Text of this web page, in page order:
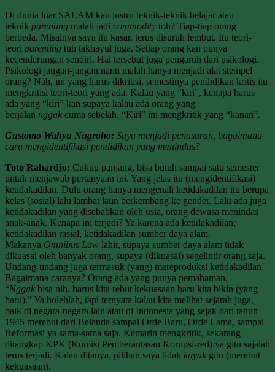
Di dunia luar SALAM kan justru teknik-teknik belajar atau
teknik parenting malah jadi commodity toh? Tiap-tiap orang
berbeda. Misalnya saya itu kasar, terus disuruh lembut. Itu teori-
teori parenting tuh takhayul juga. Setiap orang kan punya
kecenderungan sendiri. Hal tersebut juga pengaruh dari psikologi.
Psikologi jangan-jangan nanti malah hanya menjadi alat stempel
orang? Nah, ini yang harus dikritisi, semestinya pendidikan kritis itu
mengkritisi teori-teori yang ada. Kalau yang “kiri”, kenapa harus
ada yang “kiri” kan supaya kalau ada orang yang
berjalan nggak cuma sebelah. “Kiri” ini mengkritik yang “kanan”.
Gustomo Wahyu Nugroho: Saya menjadi penasaran, bagaimana
cara mengidentifikasi pendidikan yang menindas?
Toto Rahardjo: Cukup panjang, bisa butuh sampai satu semester
untuk menjawab pertanyaan ini. Yang jelas itu (mengidentifikasi)
ketidakadilan. Dulu orang hanya mengenali ketidakadilan itu berupa
kelas (sosial) lalu lambat laun berkembang ke gender. Lalu ada juga
ketidakadilan yang disebabkan oleh usia, orang dewasa menindas
anak-anak. Kenapa ini terjadi? Ya karena ada ketidakadilan;
ketidakadilan rasial, ketidakadilan sumber daya alam.
Makanya Omnibus Law lahir, supaya sumber daya alam tidak
dikuasai oleh banyak orang, supaya (dikuasai) segelintir orang saja.
Undang-undang juga termasuk (yang) mereproduksi ketidakadilan.
Bagaimana caranya? Orang ada yang punya pemahaman,
“Nggak bisa nih, harus kita rebut kekuasaan baru kita bikin (yang
baru).” Ya bolehlah, tapi ternyata kalau kita melihat sejarah juga,
baik di negara-negara lain atau di Indonesia yang sejak dari tahun
1945 merebut dari Belanda sampai Orde Baru, Orde Lama, sampai
Reformasi ya sama-sama saja. Kemarin mengkritik, sekarang
ditangkap KPK (Komisi Pemberantasan Korupsi-red) ya gitu sajalah
terus terjadi. Kalau ditanya, pilihan saya tidak kayak gitu (merebut
kekuasaan).